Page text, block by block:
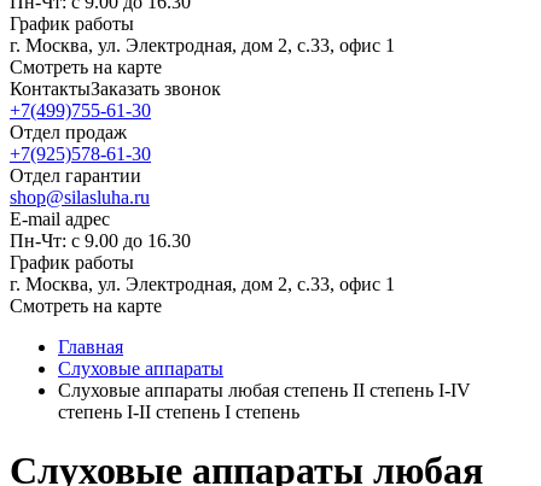
График работы
г. Москва, ул. Электродная, дом 2, с.33, офис 1
Смотреть на карте
КонтактыЗаказать звонок
+7(499)755-61-30
Отдел продаж
+7(925)578-61-30
Отдел гарантии
shop@silasluha.ru
E-mail адрес
Пн-Чт: с 9.00 до 16.30
График работы
г. Москва, ул. Электродная, дом 2, с.33, офис 1
Смотреть на карте
Главная
Слуховые аппараты
Слуховые аппараты любая степень II степень I-IV
степень I-II степень I степень
Слуховые аппараты любая